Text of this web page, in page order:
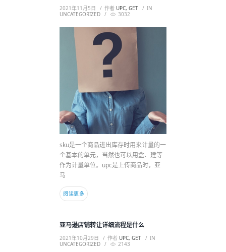
2021年11月5日 作者 UPC, GET
IN
UNCATEGORIZED
3032
sku是一个商品进出库存时用来计量的一
个基本的单元，当然也可以用盒、建等
作为计量单位。upc是上传商品时，亚
马
阅读更多
亚马逊店铺转让详细流程是什么
2021年10月29日 作者 UPC, GET
IN
UNCATEGORIZED
2143